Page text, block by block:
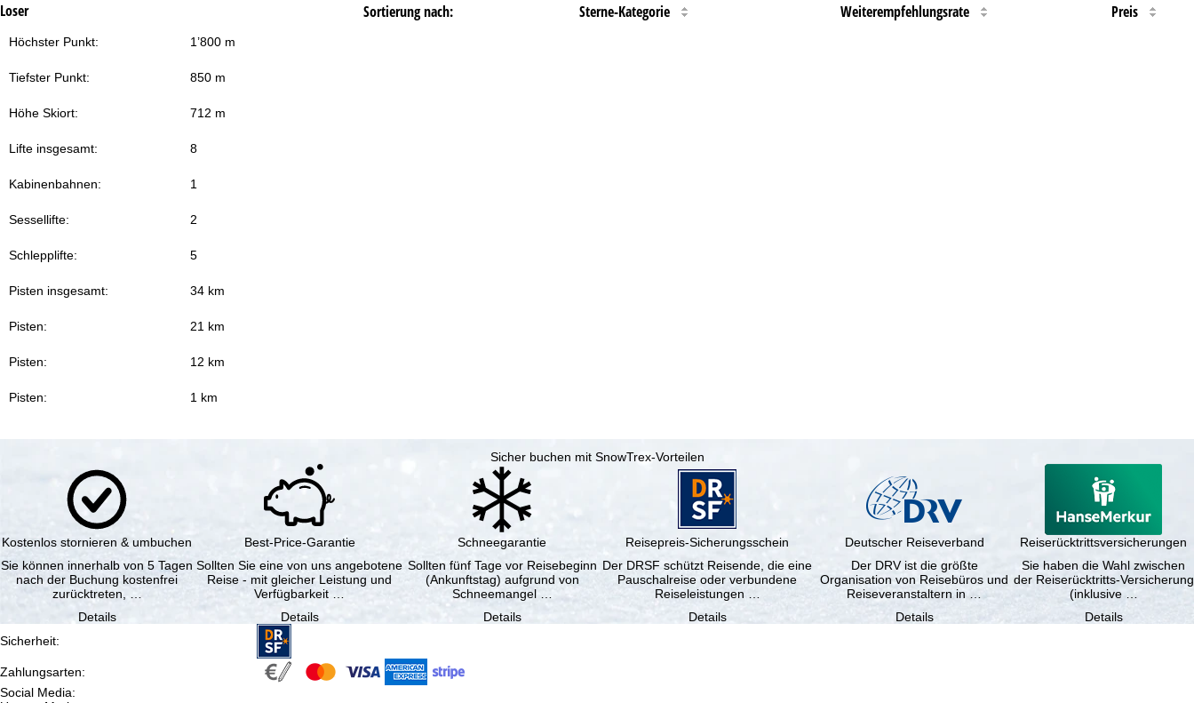
Loser
Höchster Punkt: 1’800 m
Tiefster Punkt: 850 m
Höhe Skiort: 712 m
Lifte insgesamt: 8
Kabinenbahnen: 1
Sessellifte: 2
Schlepplifte: 5
Pisten insgesamt: 34 km
Pisten: 21 km
Pisten: 12 km
Pisten: 1 km
Sortierung nach: Sterne-Kategorie Weiterempfehlungsrate Preis
Sicher buchen mit SnowTrex-Vorteilen
Kostenlos stornieren & umbuchen
Sie können innerhalb von 5 Tagen
nach der Buchung kostenfrei
zurücktreten, …
Details
Best-Price-Garantie
Sollten Sie eine von uns angebotene
Reise - mit gleicher Leistung und
Verfügbarkeit …
Details
Schneegarantie
Sollten fünf Tage vor Reisebeginn
(Ankunftstag) aufgrund von
Schneemangel …
Details
Reisepreis-Sicherungsschein
Der DRSF schützt Reisende, die eine
Pauschalreise oder verbundene
Reiseleistungen …
Details
Deutscher Reiseverband
Der DRV ist die größte
Organisation von Reisebüros und
Reiseveranstaltern in …
Details
Reiserücktrittsversicherungen
Sie haben die Wahl zwischen
der Reiserücktritts-Versicherung
(inklusive …
Details
Sicherheit:
Zahlungsarten:
Social Media: